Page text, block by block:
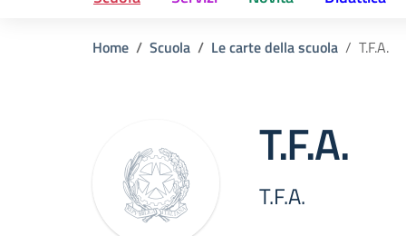
Home Scuola Le carte della scuola T.F.A.
T.F.A.
T.F.A.